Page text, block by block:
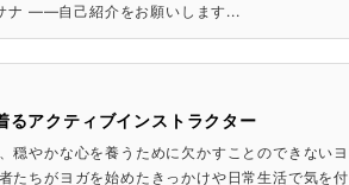
ナ ――自己紹介をお願いします...
アクティブインストラクター
穏やかな心を養うために欠かすことのできないヨ
たちがヨガを始めたきっかけや日常生活で気を付